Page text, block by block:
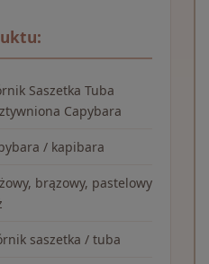
Saszetka Tuba
Capybara
/ kapibara
brązowy, pastelowy
saszetka / tuba